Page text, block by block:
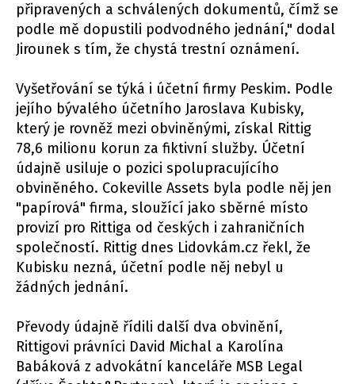
připravených a schválených dokumentů, čímž se
podle mě dopustili podvodného jednání," dodal
Jirounek s tím, že chystá trestní oznámení.
Vyšetřování se týká i účetní firmy Peskim. Podle
jejího bývalého účetního Jaroslava Kubisky,
který je rovněž mezi obviněnými, získal Rittig
78,6 milionu korun za fiktivní služby. Účetní
údajně usiluje o pozici spolupracujícího
obviněného. Cokeville Assets byla podle něj jen
"papírová" firma, sloužící jako sběrné místo
provizí pro Rittiga od českých i zahraničních
společností. Rittig dnes Lidovkám.cz řekl, že
Kubisku nezná, účetní podle něj nebyl u
žádných jednání.
Převody údajně řídili další dva obvinění,
Rittigovi právníci David Michal a Karolína
Babáková z advokátní kanceláře MSB Legal